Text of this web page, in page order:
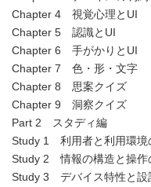
Chapter 4 視覚心理とUI
Chapter 5 認識とUI
Chapter 6 手がかりとUI
Chapter 7 色・形・文字
Chapter 8 思案クイズ
Chapter 9 洞察クイズ
Part 2 スタディ編
Study 1 利用者と利用環境
Study 2 情報の構造と操作
Study 3 デバイス特性と設